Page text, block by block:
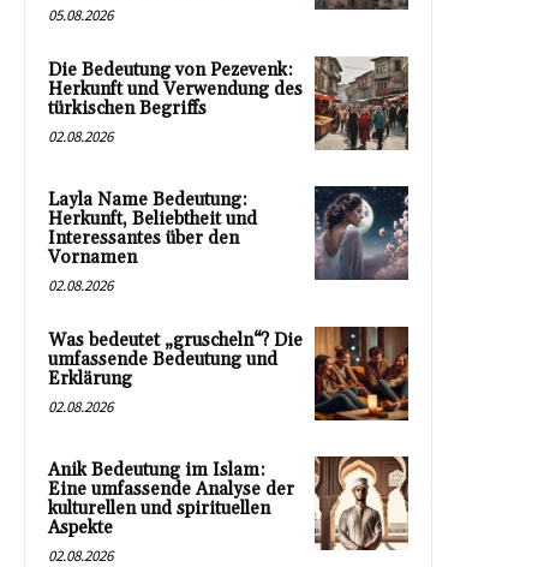
05.08.2026
Die Bedeutung von Pezevenk:
Herkunft und Verwendung des
türkischen Begriffs
02.08.2026
Layla Name Bedeutung:
Herkunft, Beliebtheit und
Interessantes über den
Vornamen
02.08.2026
Was bedeutet „gruscheln“? Die
umfassende Bedeutung und
Erklärung
02.08.2026
Anik Bedeutung im Islam:
Eine umfassende Analyse der
kulturellen und spirituellen
Aspekte
02.08.2026